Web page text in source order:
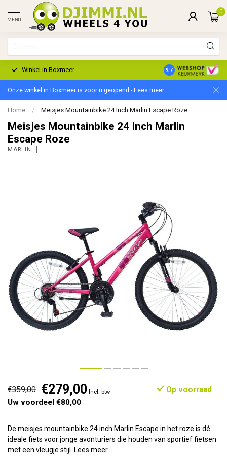
MENU
0
Winkel in Boxmeer 2 Jaar Garantie
9.7
Onze winkel in Boxmeer is voor u geopend - Lees meer
Home / Meisjes Mountainbike 24 Inch Marlin Escape Roze
Meisjes Mountainbike 24 Inch Marlin
Escape Roze
MARLIN
€359,00 €279,00 Incl. btw
Op voorraad
Uw voordeel €80,00
De meisjes mountainbike 24 inch Marlin Escape in het roze is dé
ideale fiets voor jonge avonturiers die houden van sportief fietsen
met een vleugje stijl.
Lees meer.